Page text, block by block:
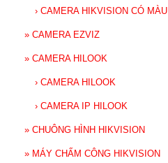
› CAMERA HIKVISION CÓ MÀU
» CAMERA EZVIZ
» CAMERA HILOOK
› CAMERA HILOOK
› CAMERA IP HILOOK
» CHUÔNG HÌNH HIKVISION
» MÁY CHẤM CÔNG HIKVISION